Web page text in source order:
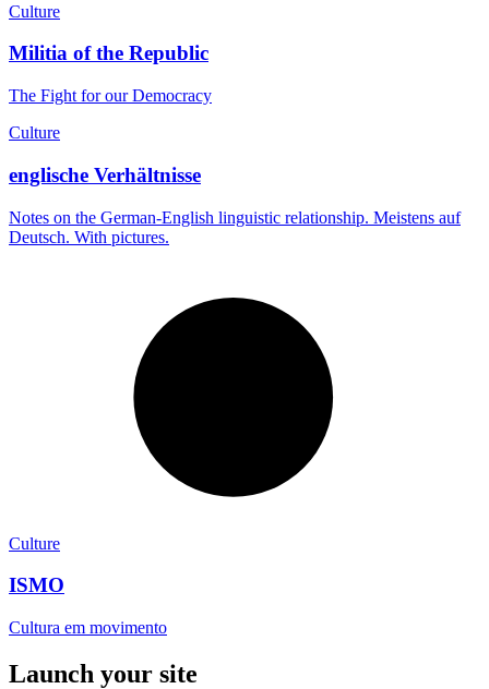
Culture
Militia of the Republic
The Fight for our Democracy
Culture
englische Verhältnisse
Notes on the German-English linguistic relationship. Meistens auf
Deutsch. With pictures.
Culture
ISMO
Cultura em movimento
Launch your site